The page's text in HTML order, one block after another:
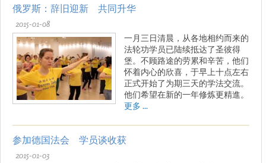
俄罗斯：辞旧迎新 共同升华
2015-01-08
一月三日清晨，从各地相约而来的
法轮功学员已陆续抵达了圣彼得
堡。不顾路途的劳累和辛苦，他们
怀着内心的欣喜，于早上十点左右
正式开始了为期三天的学法交流。
他们希望在新的一年修炼更精進。
更多 ...
参加德国法会 学员谈收获
2015-01-03